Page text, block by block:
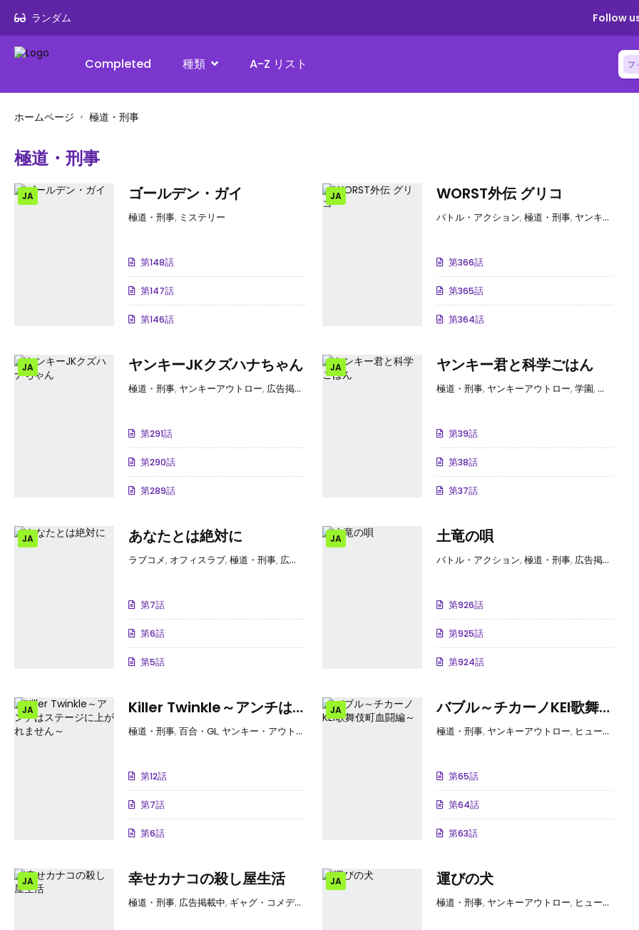
ランダム Follow
Completed 種類 A-Z リスト フ
ホームページ 極道・刑事
極道・刑事
JA ゴールデン・ガイ
極道・刑事, ミステリー
第148話
第147話
第146話
JA WORST外伝 グリコ
バトル・アクション, 極道・刑事, ヤンキーアウトロー
第366話
第365話
第364話
JA ヤンキーJKクズハナちゃん
極道・刑事, ヤンキーアウトロー, 広告掲載中
第291話
第290話
第289話
JA ヤンキー君と科学ごはん
極道・刑事, ヤンキーアウトロー, 学園, 料理･グル
第39話
第38話
第37話
JA あなたとは絶対に
ラブコメ, オフィスラブ, 極道・刑事, 広告掲載中 シーモアオリジナル,コミックシーモア独占･先行,恋愛
第7話
第6話
第5話
JA 土竜の唄
バトル・アクション, 極道・刑事, 広告掲載中
第926話
第925話
第924話
JA
Killer Twinkle～アンチは
ステージに上がれません～
極道・刑事, 百合・GL, ヤンキー・アウトロー
第12話
第7話
第6話
JA
バブル～チカーノKEI歌舞
伎町血闘編～
極道・刑事, ヤンキーアウトロー, ヒューマンドラマ
第65話
第64話
第63話
JA 幸せカナコの殺し屋生活
極道・刑事, 広告掲載中, ギャグ・コメディー ヤンキー・アウトロー
JA 運びの犬
極道・刑事, ヤンキーアウトロー, ヒューマンドラマ